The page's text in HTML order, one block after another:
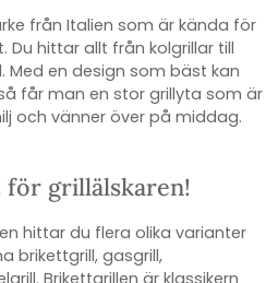
från Italien som är kända för
Du hittar allt från kolgrillar till
Med en design som bäst kan
får man en stor grillyta som är
och vänner över på middag.
för grillälskaren!
hittar du flera olika varianter
brikettgrill, gasgrill,
Brikettgrillen är klassikern